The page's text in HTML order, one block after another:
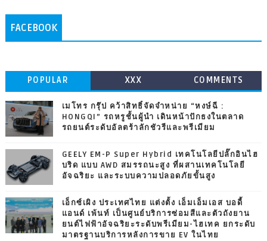
FACEBOOK
POPULAR XXX COMMENTS
เมโทร กรุ๊ป คว้าสิทธิ์จัดจำหน่าย “หงษ์ฉี :
HONGQI” รถหรูชั้นผู้นำ เดินหน้าปักธงในตลาด
รถยนต์ระดับอัลตร้าลักชัวรีและพรีเมียม
GEELY EM-P Super Hybrid เทคโนโลยีปลั๊กอินไฮ
บริด แบบ AWD สมรรถนะสูง ที่ผสานเทคโนโลยี
อัจฉริยะ และระบบความปลอดภัยขั้นสูง
เอ็กซ์เผิง ประเทศไทย แต่งตั้ง เอ็มเอ็มเอส บอดี้
แอนด์ เพ้นท์ เป็นศูนย์บริการซ่อมสีและตัวถังยาน
ยนต์ไฟฟ้าอัจฉริยะระดับพรีเมียม-ไฮเทค ยกระดับ
มาตรฐานบริการหลังการขาย EV ในไทย